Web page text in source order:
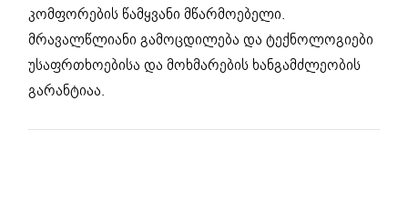
კომფორების წამყვანი მწარმოებელი.
მრავალწლიანი გამოცდილება და ტექნოლოგიები
უსაფრთხოებისა და მოხმარების ხანგამძლეობის
გარანტიაა.